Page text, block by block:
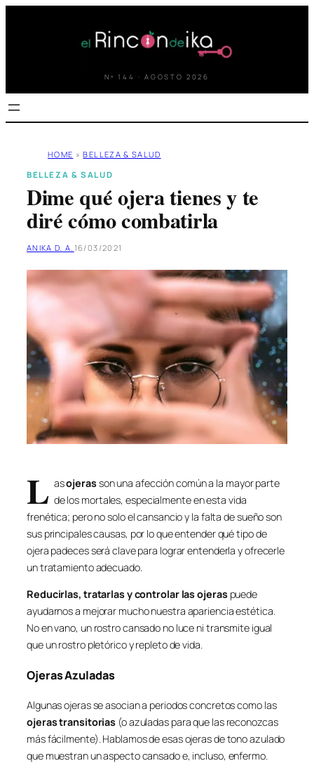
Nº 144 · AGOSTO 2026
HOME » BELLEZA & SALUD
BELLEZA & SALUD
Dime qué ojera tienes y te
diré cómo combatirla
ANIKA D. A. 16/03/2021
L asojerasson una afección común a la mayor parte
de los mortales, especialmente en esta vida
frenética; pero no solo el cansancio y la falta de sueño son
sus principales causas, por lo que entender qué tipo de
ojera padeces será clave para lograr entenderla y ofrecerle
un tratamiento adecuado.
Reducirlas, tratarlas y controlar las ojeraspuede
ayudarnos a mejorar mucho nuestra apariencia estética.
No en vano, un rostro cansado no luce ni transmite igual
que un rostro pletórico y repleto de vida.
Ojeras Azuladas
Algunas ojeras se asocian a periodos concretos como las
ojeras transitorias (o azuladas para que las reconozcas
más fácilmente). Hablamos de esas ojeras de tono azulado
que muestran un aspecto cansado e, incluso, enfermo.